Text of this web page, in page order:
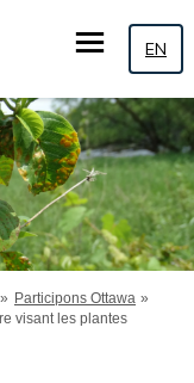
EN
Participons Ottawa
visant les plantes